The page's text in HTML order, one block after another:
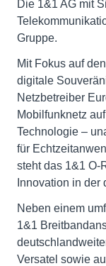
Die 1&1 AG mit
Gruppe.
Mit Fokus auf
digitale
Netzbetreiber
Mobilfunknetz
Technologie –
für
steht das 1&1 O-
Innovation in
Neben einem
1&1
Versatel sowie